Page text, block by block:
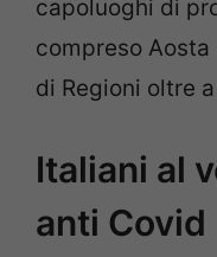
capoluoghi di
compreso Aosta
di Regioni oltre
Italiani al
anti Covid